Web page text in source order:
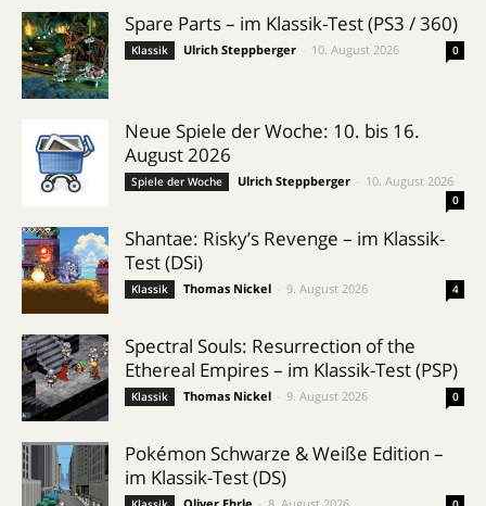
Spare Parts – im Klassik-Test (PS3 / 360)
Klassik Ulrich Steppberger 10. August 2026 0
Neue Spiele der Woche: 10. bis 16.
August 2026
Spiele der Woche Ulrich Steppberger 10. August 2026
0
Shantae: Risky’s Revenge – im Klassik-
Test (DSi)
Klassik Thomas Nickel 9. August 2026 4
Spectral Souls: Resurrection of the
Ethereal Empires – im Klassik-Test (PSP)
Klassik Thomas Nickel 9. August 2026 0
Pokémon Schwarze & Weiße Edition –
im Klassik-Test (DS)